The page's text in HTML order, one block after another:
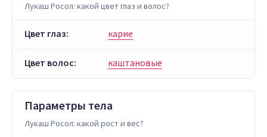
Лукаш Росол: какой цвет глаз и волос?
Цвет глаз: карие
Цвет волос: каштановые
Параметры тела
Лукаш Росол: какой рост и вес?